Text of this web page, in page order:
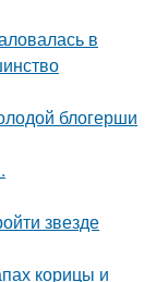
в
блогерши
звезде
корицы и